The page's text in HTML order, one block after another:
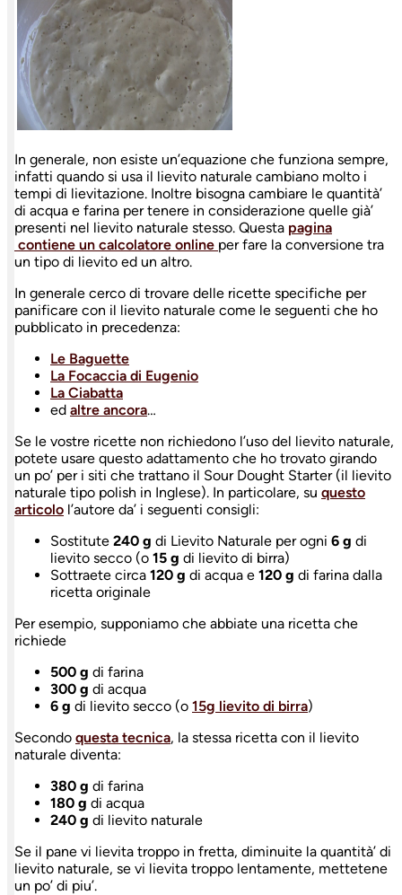
In generale, non esiste un’equazione che funziona sempre,
infatti quando si usa il lievito naturale cambiano molto i
tempi di lievitazione. Inoltre bisogna cambiare le quantità’
di acqua e farina per tenere in considerazione quelle già’
presenti nel lievito naturale stesso. Questa pagina
contiene un calcolatore online per fare la conversione tra
un tipo di lievito ed un altro.
In generale cerco di trovare delle ricette specifiche per
panificare con il lievito naturale come le seguenti che ho
pubblicato in precedenza:
Le Baguette
La Focaccia di Eugenio
La Ciabatta
ed altre ancora…
Se le vostre ricette non richiedono l’uso del lievito naturale,
potete usare questo adattamento che ho trovato girando
un po’ per i siti che trattano il Sour Dought Starter (il lievito
naturale tipo polish in Inglese). In particolare, su questo
articolo l’autore da’ i seguenti consigli:
Sostitute 240 g di Lievito Naturale per ogni 6 g di
lievito secco (o 15 g di lievito di birra)
Sottraete circa 120 g di acqua e 120 g di farina dalla
ricetta originale
Per esempio, supponiamo che abbiate una ricetta che
richiede
500 g di farina
300 g di acqua
6 g di lievito secco (o 15g lievito di birra)
Secondo questa tecnica, la stessa ricetta con il lievito
naturale diventa:
380 g di farina
180 g di acqua
240 g di lievito naturale
Se il pane vi lievita troppo in fretta, diminuite la quantità’ di
lievito naturale, se vi lievita troppo lentamente, mettetene
un po’ di piu’.